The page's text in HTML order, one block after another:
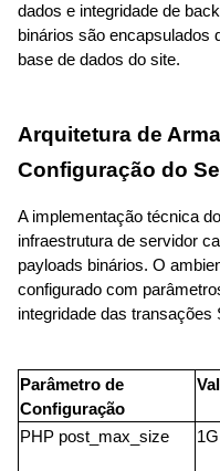
dados e integridade de
binários são encapsulados
base de dados do site.
Arquitetura de
Configuração do
A implementação técnica
infraestrutura de servidor
payloads binários. O
configurado com
integridade das transações
Parâmetro de
Configuração
PHP post_max_size
1G